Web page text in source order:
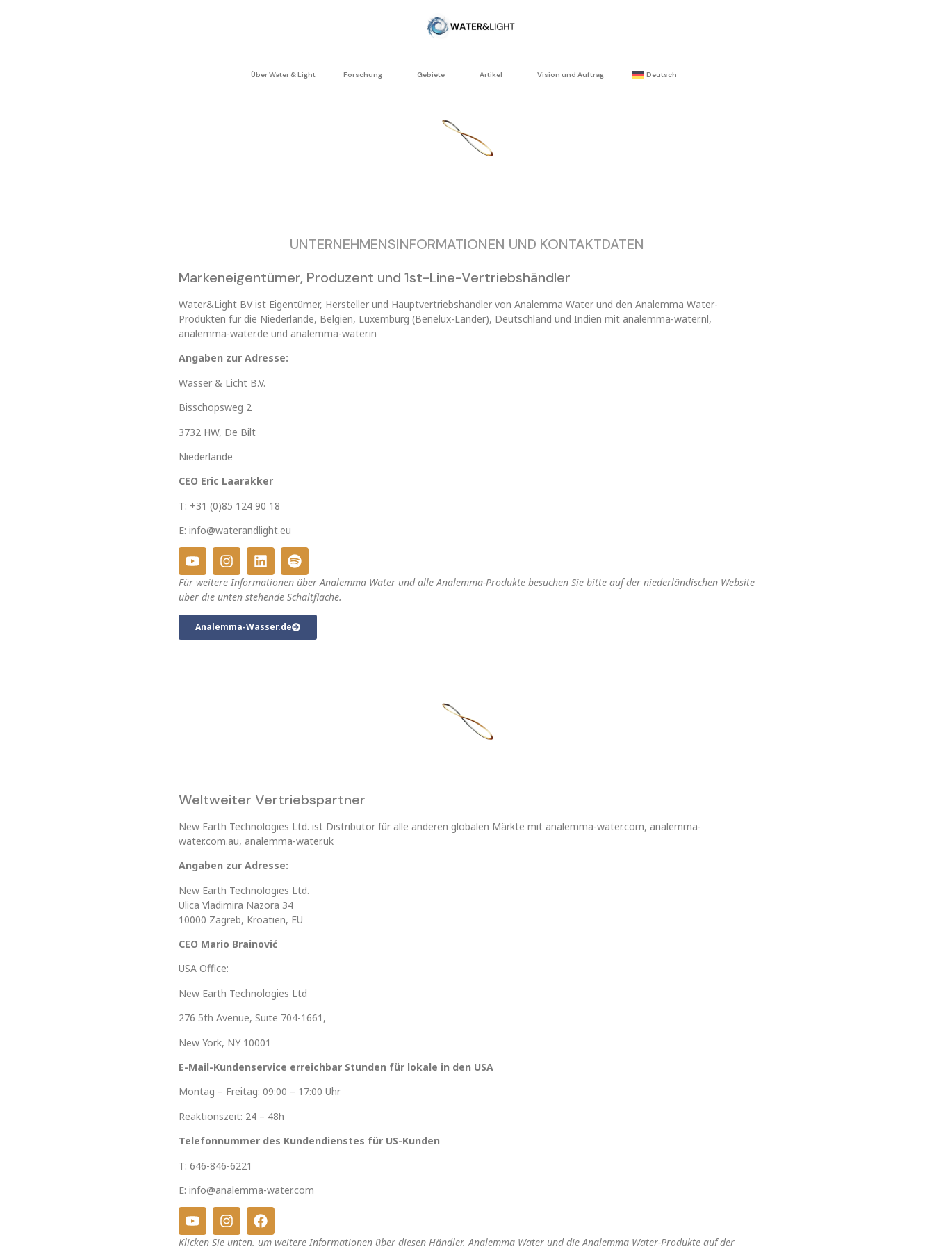
Über Water & Light Forschung Gebiete Artikel Vision und Auftrag Deutsch
UNTERNEHMENSINFORMATIONEN UND KONTAKTDATEN
Markeneigentümer, Produzent und 1st-Line-Vertriebshändler
Water&Light BV ist Eigentümer, Hersteller und Hauptvertriebshändler von Analemma Water und den Analemma Water-
Produkten für die Niederlande, Belgien, Luxemburg (Benelux-Länder), Deutschland und Indien mit analemma-water.nl,
analemma-water.de und analemma-water.in
Angaben zur Adresse:
Wasser & Licht B.V.
Bisschopsweg 2
3732 HW, De Bilt
Niederlande
CEO Eric Laarakker
T: +31 (0)85 124 90 18
E: info@waterandlight.eu
Für weitere Informationen über Analemma Water und alle Analemma-Produkte besuchen Sie bitte auf der niederländischen Website
über die unten stehende Schaltfläche.
Analemma-Wasser.de
Weltweiter Vertriebspartner
New Earth Technologies Ltd. ist Distributor für alle anderen globalen Märkte mit analemma-water.com, analemma-
water.com.au, analemma-water.uk
Angaben zur Adresse:
New Earth Technologies Ltd.
Ulica Vladimira Nazora 34
10000 Zagreb, Kroatien, EU
CEO Mario Brainović
USA Office:
New Earth Technologies Ltd
276 5th Avenue, Suite 704-1661,
New York, NY 10001
E-Mail-Kundenservice erreichbar Stunden für lokale in den USA
Montag – Freitag: 09:00 – 17:00 Uhr
Reaktionszeit: 24 – 48h
Telefonnummer des Kundendienstes für US-Kunden
T: 646-846-6221
E: info@analemma-water.com
Klicken Sie unten, um weitere Informationen über diesen Händler, Analemma Water und die Analemma Water-Produkte auf der